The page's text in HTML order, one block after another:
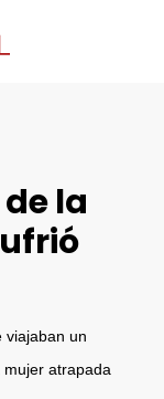
la
viajaban un
atrapada